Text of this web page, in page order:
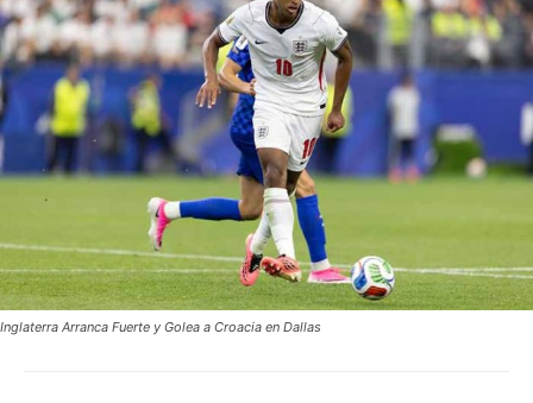
Inglaterra Arranca Fuerte y Golea a Croacia en Dallas